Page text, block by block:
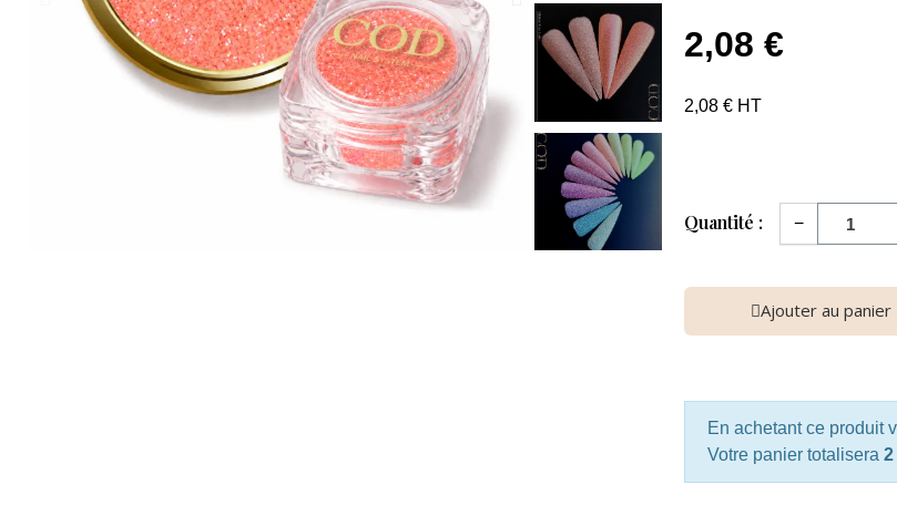
2,08 €
2,08 € HT
Quantité : −
Ajouter au panier
En achetant ce produit
Votre panier totalisera 2